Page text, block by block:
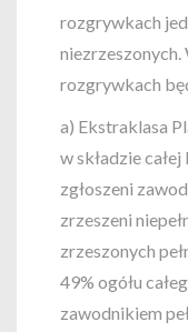
rozgrywkach
rozgrywkach
a) Ekstraklasa
w składzie
zgłoszeni
zrzeszeni
zrzeszonych
49% ogółu
zawodnikiem